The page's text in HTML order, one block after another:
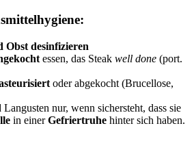
Obst desinfizieren
essen, das Steak well done (port.
oder abgekocht (Brucellose,
nur, wenn sichersteht, dass sie
in einerGefriertruhe hinter sich haben.